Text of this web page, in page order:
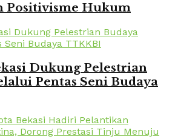
Positivisme Hukum
Dukung Pelestrian
Pentas Seni Budaya